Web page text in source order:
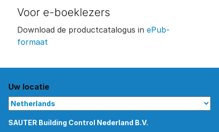
Voor e-boeklezers
Download de productcatalogus in ePub-
formaat
Uw locatie
SAUTER Building Control Nederland B.V.